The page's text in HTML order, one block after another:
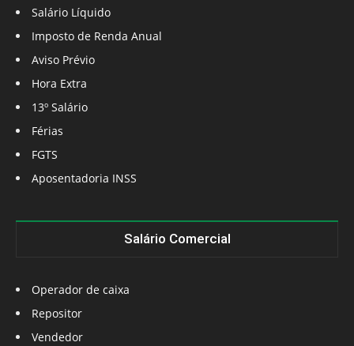
Salário Líquido
Imposto de Renda Anual
Aviso Prévio
Hora Extra
13º Salário
Férias
FGTS
Aposentadoria INSS
Salário Comercial
Operador de caixa
Repositor
Vendedor